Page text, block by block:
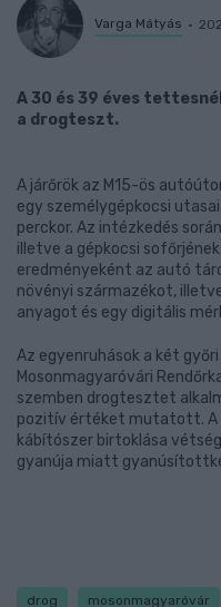
Varga Mátyás
A 30 és 39 éves
a drogteszt.
A járőrök az M15-ös
egy személygépkocsi
perckor. Az intézkedés
illetve a gépkocsi
eredményeként az autó
növényi származékot,
anyagot és egy digitális
Az egyenruhások a két
Mosonmagyaróvári
szemben drogtesztet
pozitív értéket mutatott. A
kábítószer birtoklása
gyanúja miatt
drog mosonmagyaróvár